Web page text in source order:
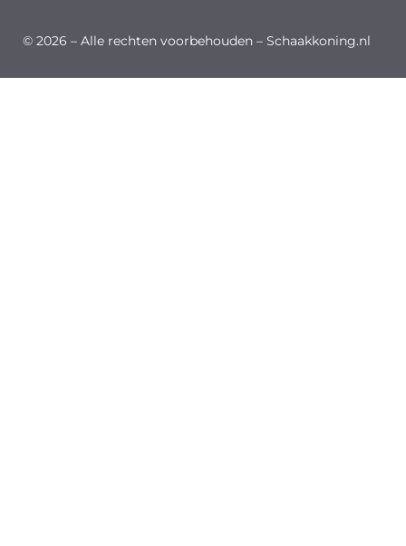
© 2026 – Alle rechten voorbehouden – Schaakkoning.nl